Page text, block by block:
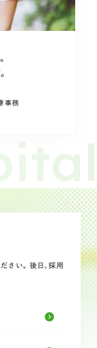
事務
さい。 後日、採用